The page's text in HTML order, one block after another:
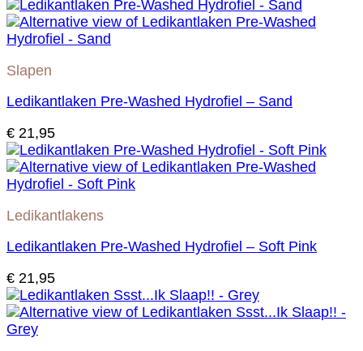
Slapen
Ledikantlaken Pre-Washed Hydrofiel – Sand
€ 21,95
Ledikantlakens
Ledikantlaken Pre-Washed Hydrofiel – Soft Pink
€ 21,95